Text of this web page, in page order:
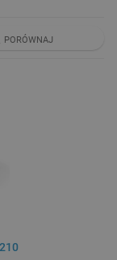
PORÓWNAJ